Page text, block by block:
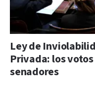
Ley de
Privada: los
senadores